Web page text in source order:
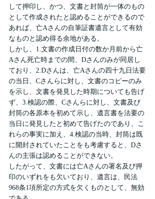
して押印し、かつ、文書と封筒が一体のもの
として作成されたと認めることができるので
あれば、亡Aさんの自筆証書遺言として有効
なものと認め得る余地がある。
しかし、1.文書の作成日付の数か月前から亡
Aさん死亡時までの間、Dさんのみが同居し
ており、2.Dさんは、亡Aさんの四十九日法要
の当日、Cさんらに対し、文書のコピーのみ
を示し、文書を発見した時期についても告げ
ず、3.検認の際、Cさんらに対し、文書及び
封筒の各原本を初めて示し、遺言書を法要の
当日に発見したと初めて告げたのであり、こ
れらの事実に加え、4.検認の当時、封筒は既
に開封されていたことをも考慮すると、Dさ
んの主張は認めることができない。
したがって、文書には亡Aさんの署名及び押
印のいずれをも欠いており、遺言は、民法
968条1項所定の方式を欠くものとして、無効